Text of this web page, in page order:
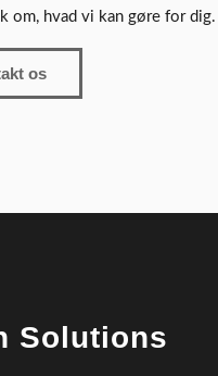
om, hvad vi kan gøre for dig.
os
Solutions